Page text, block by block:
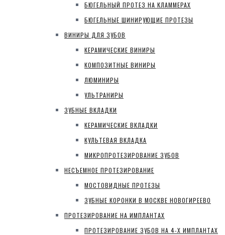
БЮГЕЛЬНЫЙ ПРОТЕЗ НА КЛАММЕРАХ
БЮГЕЛЬНЫЕ ШИНИРУЮЩИЕ ПРОТЕЗЫ
ВИНИРЫ ДЛЯ ЗУБОВ
КЕРАМИЧЕСКИЕ ВИНИРЫ
КОМПОЗИТНЫЕ ВИНИРЫ
ЛЮМИНИРЫ
УЛЬТРАНИРЫ
ЗУБНЫЕ ВКЛАДКИ
КЕРАМИЧЕСКИЕ ВКЛАДКИ
КУЛЬТЕВАЯ ВКЛАДКА
МИКРОПРОТЕЗИРОВАНИЕ ЗУБОВ
НЕСЪЕМНОЕ ПРОТЕЗИРОВАНИЕ
МОСТОВИДНЫЕ ПРОТЕЗЫ
ЗУБНЫЕ КОРОНКИ В МОСКВЕ НОВОГИРЕЕВО
ПРОТЕЗИРОВАНИЕ НА ИМПЛАНТАХ
ПРОТЕЗИРОВАНИЕ ЗУБОВ НА 4-Х ИМПЛАНТАХ